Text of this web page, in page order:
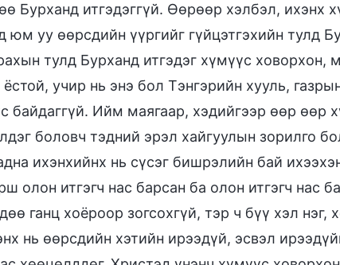
Бурханд итгэдэггүй. Өөрөөр хэлбэл, ихэнх
юм уу өөрсдийн үүргийг гүйцэтгэхийн тулд
тулд Бурханд итгэдэг хүмүүс ховорхон,
учир нь энэ бол Тэнгэрийн хууль,
байдаггүй. Ийм маягаар, хэдийгээр өөр өөр
боловч тэдний эрэл хайгуулын зорилго
ихэнхийнх нь сүсэг бишрэлийн бай
олон итгэгч нас барсан ба олон итгэгч нас
ганц хоёроор зогсохгүй, тэр ч бүү хэл нэг,
нь өөрсдийн хэтийн ирээдүй, эсвэл